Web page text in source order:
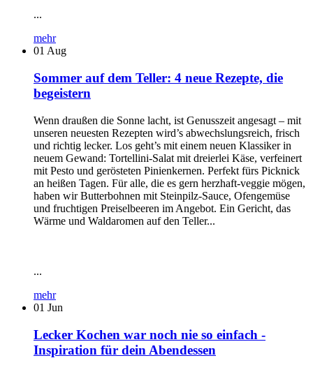
...
mehr
01 Aug
Sommer auf dem Teller: 4 neue Rezepte, die
begeistern
Wenn draußen die Sonne lacht, ist Genusszeit angesagt – mit
unseren neuesten Rezepten wird’s abwechslungsreich, frisch
und richtig lecker. Los geht’s mit einem neuen Klassiker in
neuem Gewand: Tortellini-Salat mit dreierlei Käse, verfeinert
mit Pesto und gerösteten Pinienkernen. Perfekt fürs Picknick
an heißen Tagen. Für alle, die es gern herzhaft-veggie mögen,
haben wir Butterbohnen mit Steinpilz-Sauce, Ofengemüse
und fruchtigen Preiselbeeren im Angebot. Ein Gericht, das
Wärme und Waldaromen auf den Teller...
...
mehr
01 Jun
Lecker Kochen war noch nie so einfach -
Inspiration für dein Abendessen